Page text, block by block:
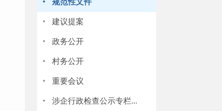
规范性文件
· 建议提案
· 政务公开
· 村务公开
· 重要会议
· 涉企行政检查公示专栏...